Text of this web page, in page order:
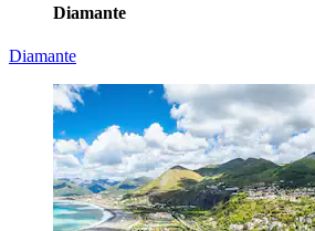
Diamante
Diamante